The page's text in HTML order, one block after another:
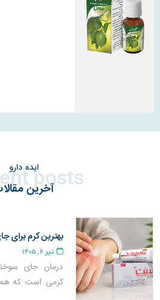
ایده دارو
آخرین
posts
بهترین کرم برای
تیر 6, 1405
درمان جای
کرمی است که